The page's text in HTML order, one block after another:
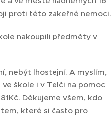
proti této zákeřné nemoci.
nakoupili předměty v
nebýt lhostejní. A myslím,
škole i v Telči na pomoc
Děkujeme všem, kdo
které si často pro